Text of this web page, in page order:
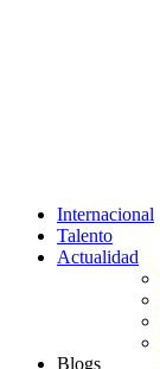
Internacional
Talento
Actualidad
Blogs